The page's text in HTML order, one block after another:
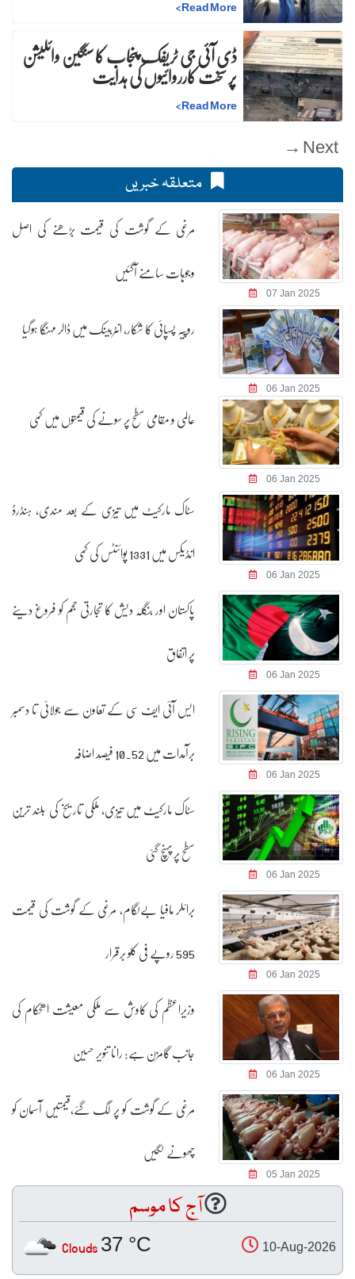
Read More
>
ڈی آئی جی ٹریفک پنجاب کا سنگین وائلیشن
پر سخت کارروائیوں کی ہدایت
Read More
>
Next →
متعلقہ خبریں
07 Jan 2025
مرغی کے گوشت کی قیمت بڑھنے کی اصل
وجوہات سامنے آگئیں
06 Jan 2025
روپیہ پسپائی کا شکار، انٹربینک میں ڈالر مہنگا ہوگیا
06 Jan 2025
عالمی و مقامی سطح پر سونے کی قیمتوں میں کمی
06 Jan 2025
سٹاک مارکیٹ میں تیزی کے بعد مندی، ہنڈرڈ
انڈیکس میں 1331 پوائنٹس کی کمی
06 Jan 2025
پاکستان اور بنگلہ دیش کا تجارتی حجم کو فروغ دینے
پر اتفاق
06 Jan 2025
ایس آئی ایف سی کے تعاون سے جولائی تا دسمبر
برآمدات میں 10.52 فیصد اضافہ
06 Jan 2025
سٹاک مارکیٹ میں تیزی، ملکی تاریخ کی بلند ترین
سطح پر پہنچ گئی
06 Jan 2025
برائلر مافیا بےلگام، مرغی کے گوشت کی قیمت
595 روپے فی کلو برقرار
06 Jan 2025
وزیراعظم کی کاوش سے ملکی معیشت استحکام کی
جانب گامزن ہے: رانا تنویر حسین
05 Jan 2025
مرغی کے گوشت کو پر لگ گئے،قیمتیں آسمان کو
چھونے لگیں
آج کا موسم
10-Aug-2026
37 °C
Clouds